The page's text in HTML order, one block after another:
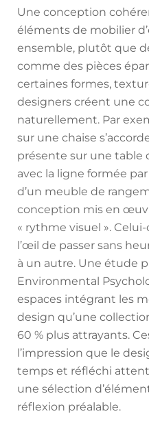
Une conception
éléments de mobilier
ensemble, plutôt que
comme des pièces
certaines formes,
designers créent une
naturellement. Par
sur une chaise
présente sur une table
avec la ligne formée
d’un meuble de
conception mis en
« rythme visuel ».
l’œil de passer sans
à un autre. Une étude
Environmental
espaces intégrant les
design qu’une
60 % plus attrayants.
l’impression que le
temps et réfléchi
une sélection
réflexion préalable.